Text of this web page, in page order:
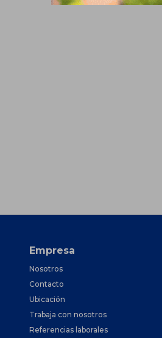
Empresa
Nosotros
Contacto
Ubicación
Trabaja con nosotros
Referencias laborales